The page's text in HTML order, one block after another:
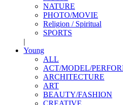
NATURE
PHOTO/MOVIE
Religion / Spiritual
SPORTS
|
Young
ALL
ACT/MODEL/
ARCHITECTURE
ART
BEAUTY/FASHION